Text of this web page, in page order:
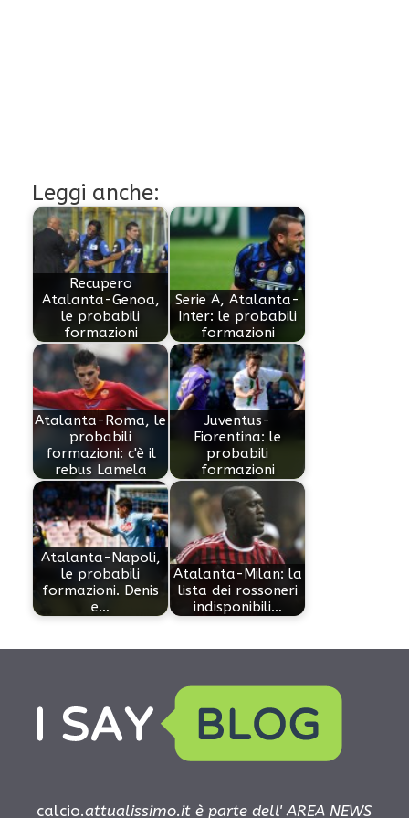
Leggi anche:
Recupero
Atalanta-Genoa,
le probabili
formazioni
Serie A, Atalanta-
Inter: le probabili
formazioni
Atalanta-Roma, le
probabili
formazioni: c'è il
rebus Lamela
Juventus-
Fiorentina: le
probabili
formazioni
Atalanta-Napoli,
le probabili
formazioni. Denis
e…
Atalanta-Milan: la
lista dei rossoneri
indisponibili…
calcio.attualissimo.it è parte dell' AREA NEWS